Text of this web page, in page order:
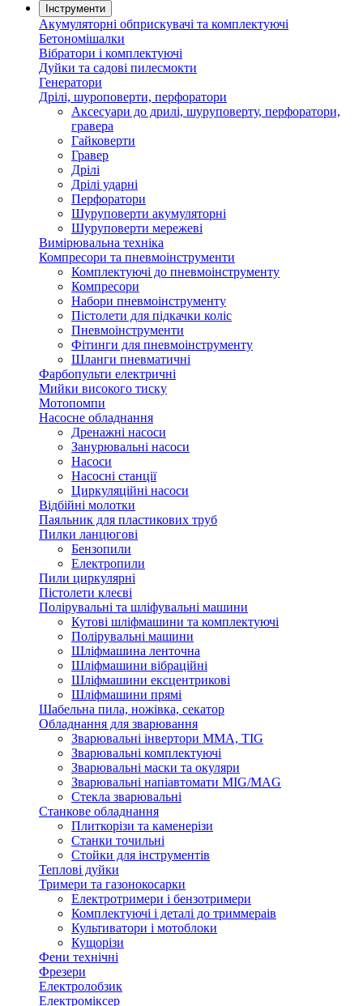
Інструменти
Акумуляторні обприскувачі та комплектуючі
Бетономішалки
Вібратори і комплектуючі
Дуйки та садові пилесмокти
Генератори
Дрілі, шуроповерти, перфоратори
Аксесуари до дрилі, шуруповерту, перфоратори,
гравера
Гайковерти
Гравер
Дрілі
Дрілі ударні
Перфоратори
Шуруповерти акумуляторні
Шуруповерти мережеві
Вимірювальна техніка
Компресори та пневмоінструменти
Комплектуючі до пневмоінструменту
Компресори
Набори пневмоінструменту
Пістолети для підкачки коліс
Пневмоінструменти
Фітинги для пневмоінструменту
Шланги пневматичні
Фарбопульти електричні
Мийки високого тиску
Мотопомпи
Насосне обладнання
Дренажні насоси
Занурювальні насоси
Насоси
Насосні станції
Циркуляційні насоси
Відбійні молотки
Паяльник для пластикових труб
Пилки ланцюгові
Бензопили
Електропили
Пили циркулярні
Пістолети клеєві
Полірувальні та шліфувальні машини
Кутові шліфмашини та комплектуючі
Полірувальні машини
Шліфмашина ленточна
Шліфмашини вібраційні
Шліфмашини ексцентрикові
Шліфмашини прямі
Шабельна пила, ножівка, секатор
Обладнання для зварювання
Зварювальні інвертори ММА, TIG
Зварювальні комплектуючі
Зварювальні маски та окуляри
Зварювальні напіавтомати MIG/MAG
Стекла зварювальні
Станкове обладнання
Плиткорізи та каменерізи
Станки точильні
Стойки для інструментів
Теплові дуйки
Тримери та газонокосарки
Електротримери і бензотримери
Комплектуючі і деталі до триммераів
Культиватори і мотоблоки
Кущорізи
Фени технічні
Фрезери
Електролобзик
Електроміксер